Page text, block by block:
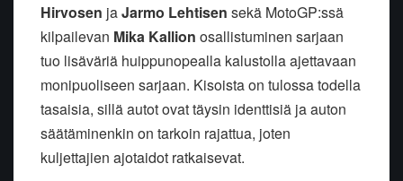
Hirvosen jaJarmo Lehtisen sekä MotoGP:ssä
kilpailevan Mika Kallion osallistuminen sarjaan
tuo lisäväriä huippunopealla kalustolla ajettavaan
monipuoliseen sarjaan. Kisoista on tulossa todella
tasaisia, sillä autot ovat täysin identtisiä ja auton
säätäminenkin on tarkoin rajattua, joten
kuljettajien ajotaidot ratkaisevat.